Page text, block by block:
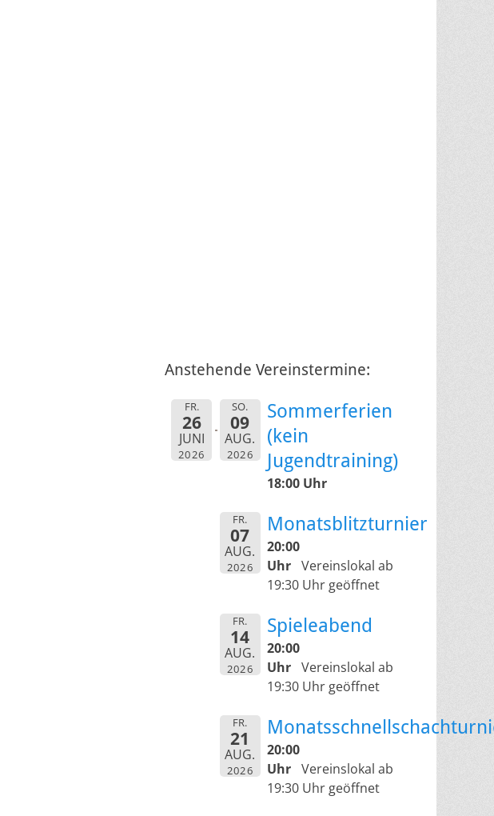
Anstehende Vereinstermine:
FR.
26
JUNI
2026
SO.
09
AUG.
2026
Sommerferien
(kein
Jugendtraining)
18:00 Uhr
FR.
07
AUG.
2026
Monatsblitzturnier
20:00
Uhr Vereinslokal ab
19:30 Uhr geöffnet
FR.
14
AUG.
2026
Spieleabend
20:00
Uhr Vereinslokal ab
19:30 Uhr geöffnet
FR.
21
AUG.
2026
20:00
Uhr Vereinslokal ab
19:30 Uhr geöffnet